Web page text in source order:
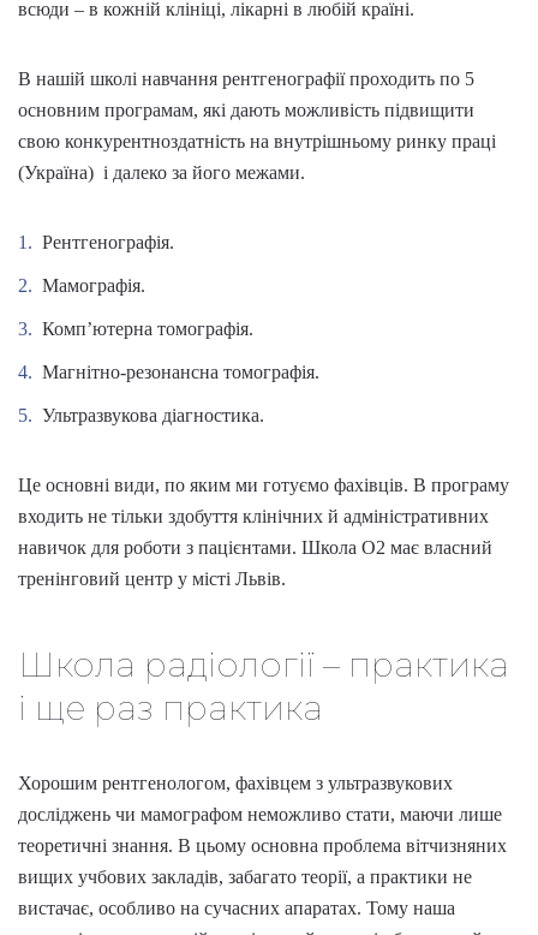
всюди – в кожній клініці, лікарні в любій країні.
В нашій школі навчання рентгенографіїпроходить по 5
основним програмам, які дають можливість підвищити
свою конкурентноздатність на внутрішньому ринку праці
(Україна) і далеко за його межами.
Рентгенографія.
Мамографія.
Комп’ютерна томографія.
Магнітно-резонансна томографія.
Ультразвукова діагностика.
Це основні види, по яким ми готуємо фахівців. В програму
входить не тільки здобуття клінічних й адміністративних
навичок для роботи з пацієнтами. Школа O2 має власний
тренінговий центр у місті Львів.
Школа радіології – практика
і ще раз практика
Хорошим рентгенологом, фахівцем з ультразвукових
досліджень чи мамографом неможливо стати, маючи лише
теоретичні знання. В цьому основна проблема вітчизняних
вищих учбових закладів, забагато теорії, а практики не
вистачає, особливо на сучасних апаратах. Тому наша